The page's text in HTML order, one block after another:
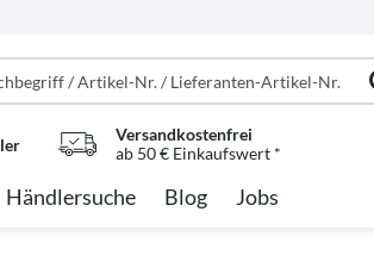
Versandkostenfrei
ab 50 € Einkaufswert *
Händlersuche Blog Jobs